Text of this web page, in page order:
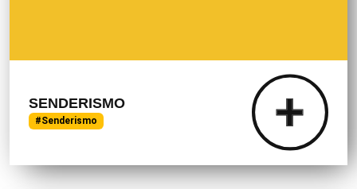
SENDERISMO
#Senderismo